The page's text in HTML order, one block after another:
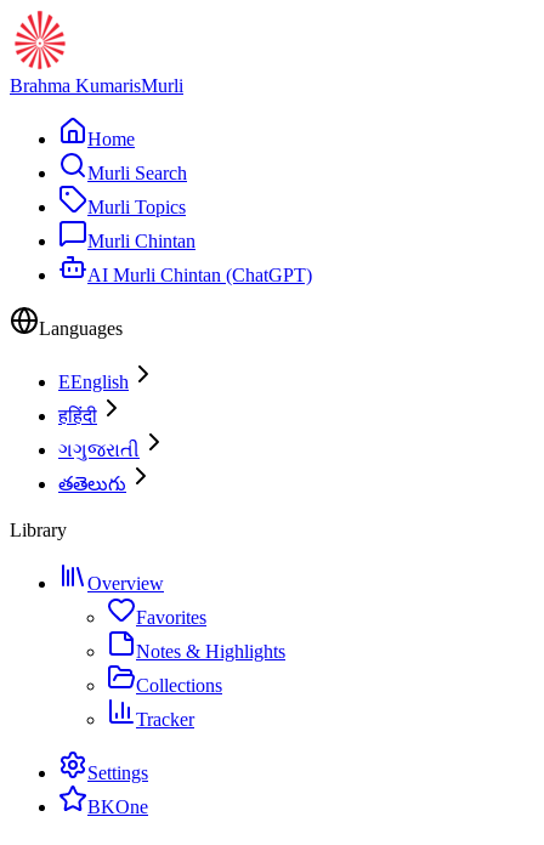
Brahma KumarisMurli
Home
Murli Search
Murli Topics
Murli Chintan
AI Murli Chintan (ChatGPT)
Languages
EEnglish
हहिंदी
ગગુજરાતી
తతెలుగు
Library
Overview
Favorites
Notes & Highlights
Collections
Tracker
Settings
BKOne